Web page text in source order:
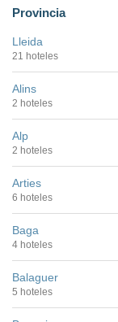
Provincia
Lleida
21 hoteles
Alins
2 hoteles
Alp
2 hoteles
Arties
6 hoteles
Baga
4 hoteles
Balaguer
5 hoteles